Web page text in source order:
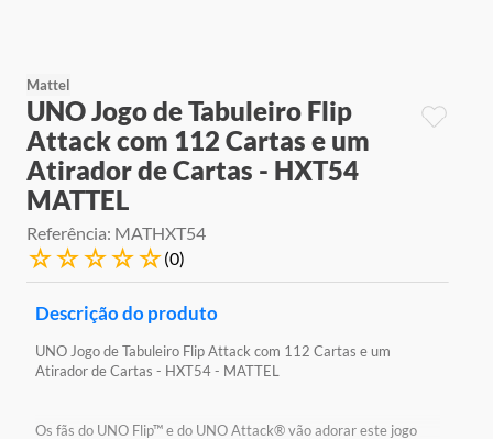
Mattel
UNO Jogo de Tabuleiro Flip
Attack com 112 Cartas e um
Atirador de Cartas - HXT54
MATTEL
Referência: MATHXT54
☆☆☆☆☆(0)
Descrição do produto
UNO Jogo de Tabuleiro Flip Attack com 112 Cartas e um
Atirador de Cartas - HXT54 - MATTEL
Os fãs do UNO Flip™ e do UNO Attack® vão adorar este jogo